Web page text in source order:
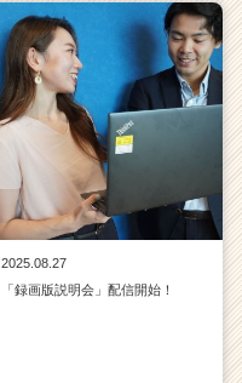
2025.08.27
「録画版説明会」配信開始！